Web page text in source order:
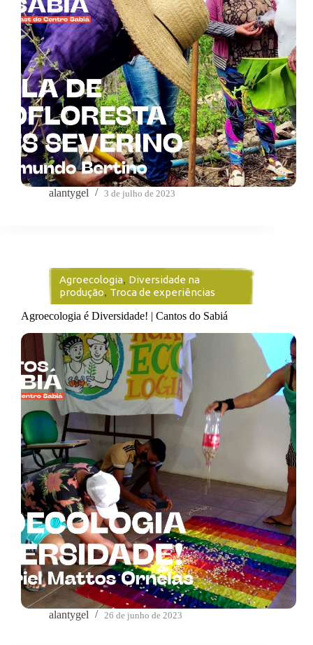
alantygel 3 de julho de 2023
Agroecologia, Diversidade na
produção, Troca de experiências
Agroecologia é Diversidade! | Cantos do Sabiá
alantygel 26 de junho de 2023